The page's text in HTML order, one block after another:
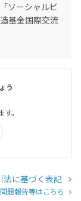
ソーシャルビ
基金国際交流
う
。
法に基づく表記
題報告等はこちら